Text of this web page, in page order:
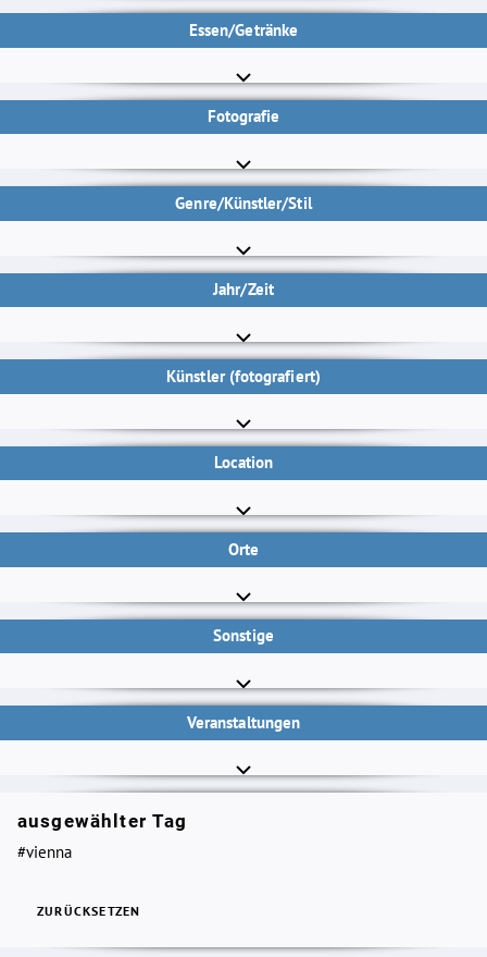
Essen/Getränke
Fotografie
Genre/Künstler/Stil
Jahr/Zeit
Künstler (fotografiert)
Location
Orte
Sonstige
Veranstaltungen
ausgewählter Tag
#vienna
ZURÜCKSETZEN